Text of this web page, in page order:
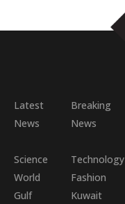
Latest
News
Breaking
News
Science
World
Technology
Fashion
Gulf
Kuwait